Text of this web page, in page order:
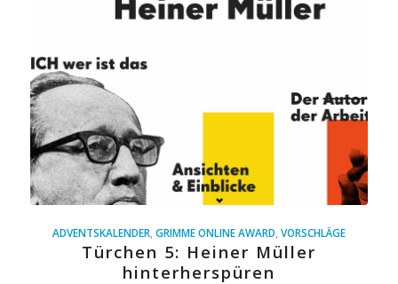
ADVENTSKALENDER GRIMME ONLINE AWARD VORSCHLÄGE
Türchen 5: Heiner Müller
hinterherspüren